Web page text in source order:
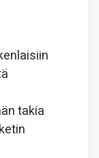
takia